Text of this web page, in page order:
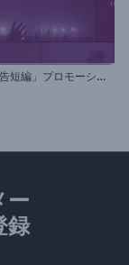
「
イベント予告短編」プロモーションビデオセット
ー
録